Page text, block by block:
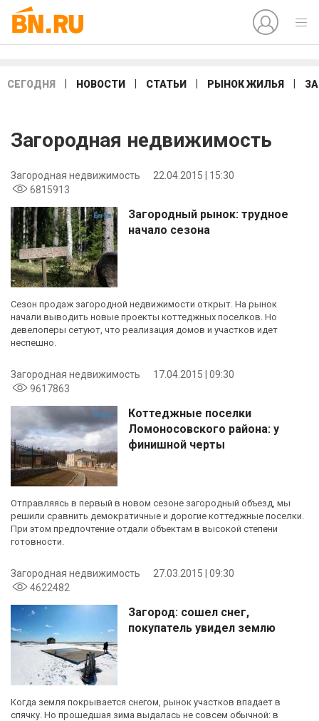
СЕГОДНЯ НОВОСТИ СТАТЬИ РЫНОК ЖИЛЬЯ
Загородная недвижимость
Загородная недвижимость
22.04.2015 | 15:30
6815913
Загородный рынок: трудное
начало сезона
Сезон продаж загородной недвижимости открыт. На рынок
начали выводить новые проекты коттеджных поселков. Но
девелоперы сетуют, что реализация домов и участков идет
неспешно.
Загородная недвижимость
17.04.2015 | 09:30
9617863
Коттеджные поселки
Ломоносовского района: у
финишной черты
Отправляясь в первый в новом сезоне загородный объезд, мы
решили сравнить демократичные и дорогие коттеджные поселки.
При этом предпочтение отдали объектам в высокой степени
готовности.
Загородная недвижимость
27.03.2015 | 09:30
4622482
Загород: сошел снег,
покупатель увидел землю
Когда земля покрывается снегом, рынок участков впадает в
спячку. Но прошедшая зима выдалась не совсем обычной: в